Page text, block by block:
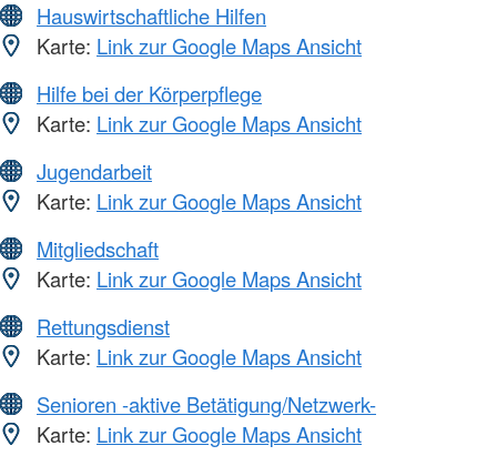
Hauswirtschaftliche Hilfen
Karte: Link zur Google Maps Ansicht
Hilfe bei der Körperpflege
Karte: Link zur Google Maps Ansicht
Jugendarbeit
Karte: Link zur Google Maps Ansicht
Mitgliedschaft
Karte: Link zur Google Maps Ansicht
Rettungsdienst
Karte: Link zur Google Maps Ansicht
Senioren -aktive Betätigung/Netzwerk-
Karte: Link zur Google Maps Ansicht